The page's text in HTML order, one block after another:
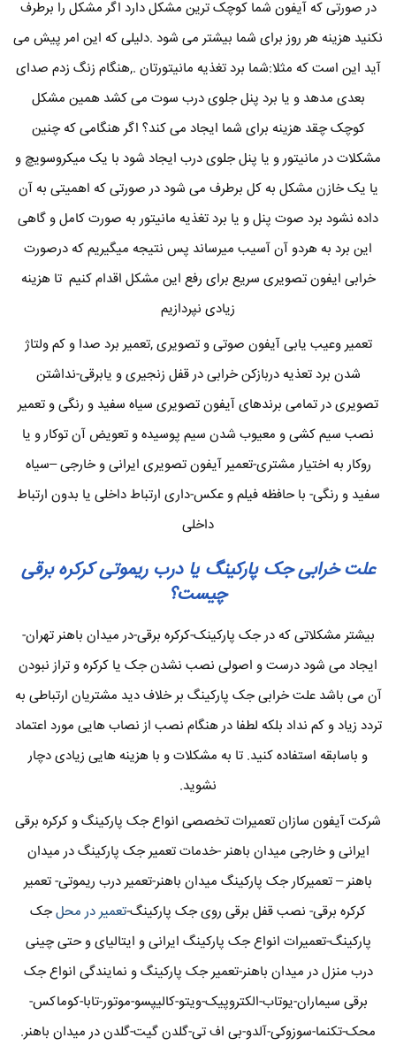
در صورتی که آیفون شما کوچک ترین مشکل دارد اگر مشکل را برطرف
نکنید هزینه هر روز برای شما بیشتر می شود .دلیلی که این امر پیش می
آید این است که مثلا:شما برد تغذیه مانیتورتان .,هنگام زنگ زدم صدای
بعدی مدهد و یا برد پنل جلوی درب سوت می کشد همین مشکل
کوچک چقد هزینه برای شما ایجاد می کند؟ اگر هنگامی که چنین
مشکلات در مانیتور و یا پنل جلوی درب ایجاد شود با یک میکروسویچ و
یا یک خازن مشکل به کل برطرف می شود در صورتی که اهمیتی به آن
داده نشود برد صوت پنل و یا برد تغذیه مانیتور به صورت کامل و گاهی
این برد به هردو آن آسیب میرساند پس نتیجه میگیریم که درصورت
خرابی ایفون تصویری سریع برای رفع این مشکل اقدام کنیم تا هزینه
زیادی نپردازیم
تعمیر وعیب یابی آیفون صوتی و تصویری ,تعمیر برد صدا و کم ولتاژ
شدن برد تعذیه دربازکن خرابی در قفل زنجیری و یابرقی-نداشتن
تصویری در تمامی برندهای آیفون تصویری سیاه سفید و رنگی و تعمیر
نصب سیم کشی و معیوب شدن سیم پوسیده و تعویض آن توکار و یا
روکار به اختیار مشتری-تعمیر آیفون تصویری ایرانی و خارجی –سیاه
سفید و رنگی- با حافظه فیلم و عکس-داری ارتباط داخلی یا بدون ارتباط
داخلی
علت خرابی جک پارکینگ یا درب ریموتی کرکره برقی
چیست؟
بیشتر مشکلاتی که در جک پارکینک-کرکره برقی-در میدان باهنر تهران-
ایجاد می شود درست و اصولی نصب نشدن جک یا کرکره و تراز نبودن
آن می باشد علت خرابی جک پارکینگ بر خلاف دید مشتریان ارتباطی به
تردد زیاد و کم نداد بلکه لطفا در هنگام نصب از نصاب هایی مورد اعتماد
و باسابقه استفاده کنید. تا به مشکلات و با هزینه هایی زیادی دچار
نشوید.
شرکت آیفون سازان تعمیرات تخصصی انواع جک پارکینگ و کرکره برقی
ایرانی و خارجی میدان باهنر -خدمات تعمیر جک پارکینگ در میدان
باهنر – تعمیرکار جک پارکینگ میدان باهنر-تعمیر درب ریموتی- تعمیر
کرکره برقی- نصب قفل برقی روی جک پارکینگ-تعمیر در محلجک
پارکینگ-تعمیرات انواع جک پارکینگ ایرانی و ایتالیای و حتی چینی
درب منزل در میدان باهنر-تعمیر جک پارکینگ و نمایندگی انواع جک
برقی سیماران-یوتاب-الکتروپیک-ویتو-کالیپسو-موتور-تابا-کوماکس-
محک-تکنما-سوزوکی-آلدو-بی اف تی-گلدن گیت-گلدن در میدان باهنر.